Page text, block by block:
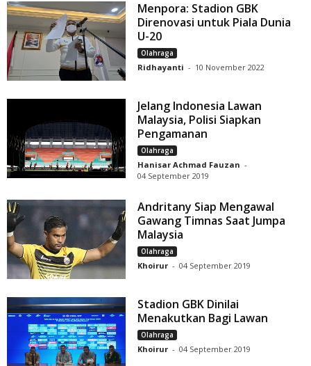
Menpora: Stadion GBK
Direnovasi untuk Piala Dunia
U-20
Olahraga
Ridhayanti - 10 November 2022
Jelang Indonesia Lawan
Malaysia, Polisi Siapkan
Pengamanan
Olahraga
Hanisar Achmad Fauzan -
04 September 2019
Andritany Siap Mengawal
Gawang Timnas Saat Jumpa
Malaysia
Olahraga
Khoirur - 04 September 2019
Stadion GBK Dinilai
Menakutkan Bagi Lawan
Olahraga
Khoirur - 04 September 2019